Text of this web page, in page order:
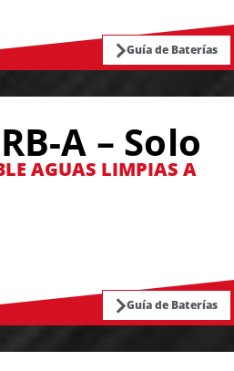
Guía de Baterías
A – Solo
AGUAS LIMPIAS A
Guía de Baterías